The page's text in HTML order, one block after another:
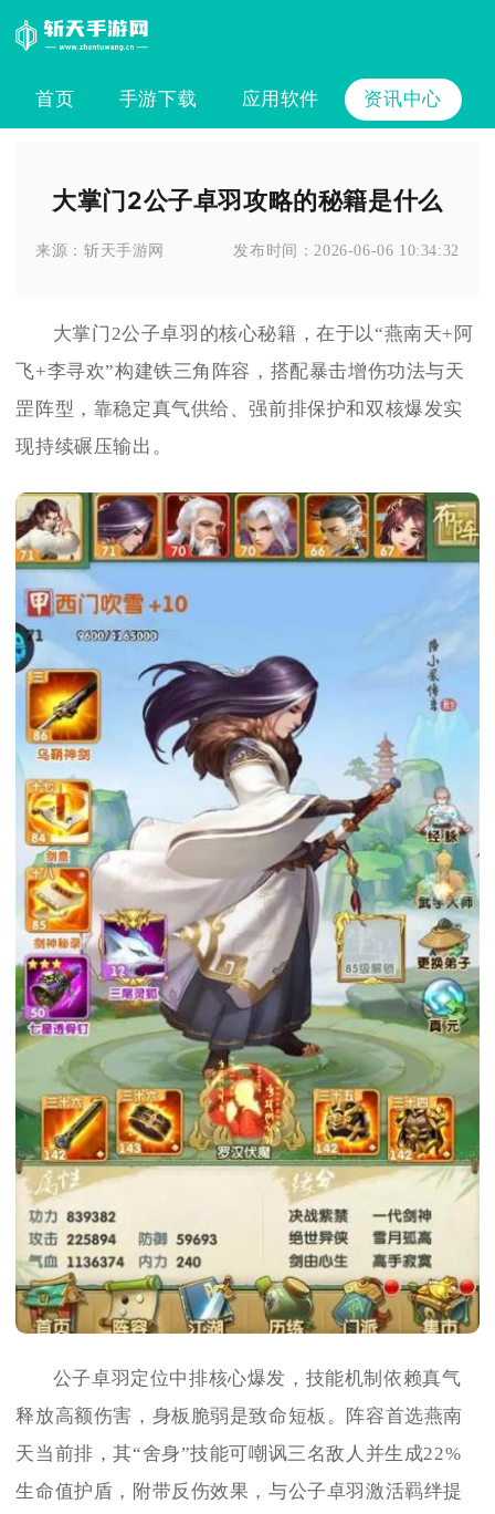
首页 手游下载 应用软件 资讯中心
大掌门2公子卓羽攻略的秘籍是什么
来源：斩天手游网 发布时间： 2026-06-06 10:34:32
大掌门2公子卓羽的核心秘籍，在于以“燕南天+阿
飞+李寻欢”构建铁三角阵容，搭配暴击增伤功法与天
罡阵型，靠稳定真气供给、强前排保护和双核爆发实
现持续碾压输出。
公子卓羽定位中排核心爆发，技能机制依赖真气
释放高额伤害，身板脆弱是致命短板。阵容首选燕南
天当前排，其“舍身”技能可嘲讽三名敌人并生成22%
生命值护盾，附带反伤效果，与公子卓羽激活羁绊提